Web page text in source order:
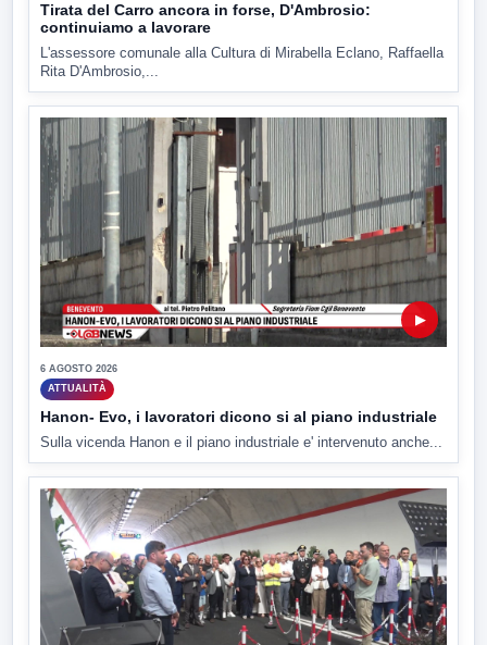
Tirata del Carro ancora in forse, D'Ambrosio:
continuiamo a lavorare
L'assessore comunale alla Cultura di Mirabella Eclano, Raffaella
Rita D'Ambrosio,...
▶
6 AGOSTO 2026
ATTUALITÀ
Hanon- Evo, i lavoratori dicono si al piano industriale
Sulla vicenda Hanon e il piano industriale e' intervenuto anche...